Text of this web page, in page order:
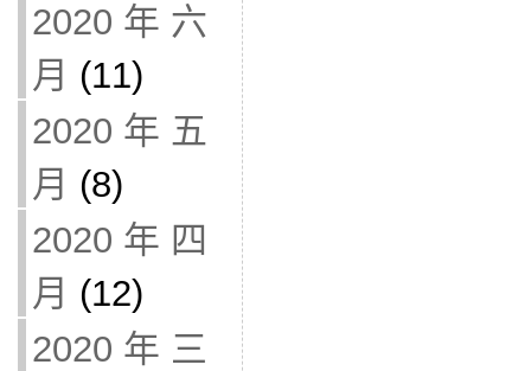
2020 年 六
月 (11)
2020 年 五
月 (8)
2020 年 四
月 (12)
2020 年 三